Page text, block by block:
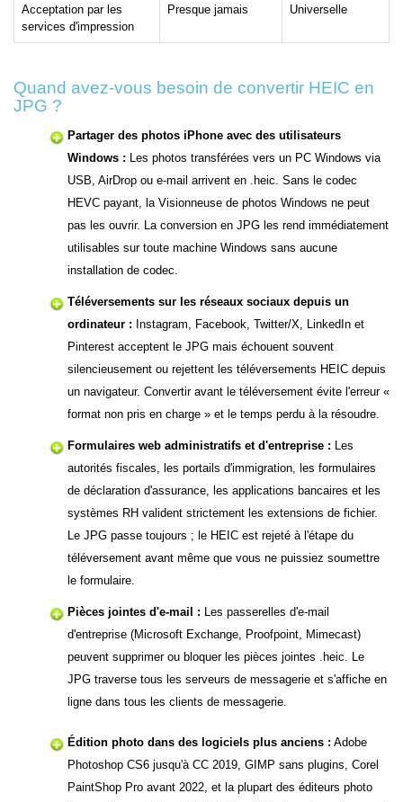
Acceptation par les
services d'impression
Presque jamais Universelle
Quand avez-vous besoin de convertir HEIC en
JPG ?
Partager des photos iPhone avec des utilisateurs
Windows : Les photos transférées vers un PC Windows via
USB, AirDrop ou e-mail arrivent en .heic. Sans le codec
HEVC payant, la Visionneuse de photos Windows ne peut
pas les ouvrir. La conversion en JPG les rend immédiatement
utilisables sur toute machine Windows sans aucune
installation de codec.
Téléversements sur les réseaux sociaux depuis un
ordinateur : Instagram, Facebook, Twitter/X, LinkedIn et
Pinterest acceptent le JPG mais échouent souvent
silencieusement ou rejettent les téléversements HEIC depuis
un navigateur. Convertir avant le téléversement évite l'erreur «
format non pris en charge » et le temps perdu à la résoudre.
Formulaires web administratifs et d'entreprise : Les
autorités fiscales, les portails d'immigration, les formulaires
de déclaration d'assurance, les applications bancaires et les
systèmes RH valident strictement les extensions de fichier.
Le JPG passe toujours ; le HEIC est rejeté à l'étape du
téléversement avant même que vous ne puissiez soumettre
le formulaire.
Pièces jointes d'e-mail : Les passerelles d'e-mail
d'entreprise (Microsoft Exchange, Proofpoint, Mimecast)
peuvent supprimer ou bloquer les pièces jointes .heic. Le
JPG traverse tous les serveurs de messagerie et s'affiche en
ligne dans tous les clients de messagerie.
Édition photo dans des logiciels plus anciens : Adobe
Photoshop CS6 jusqu'à CC 2019, GIMP sans plugins, Corel
PaintShop Pro avant 2022, et la plupart des éditeurs photo